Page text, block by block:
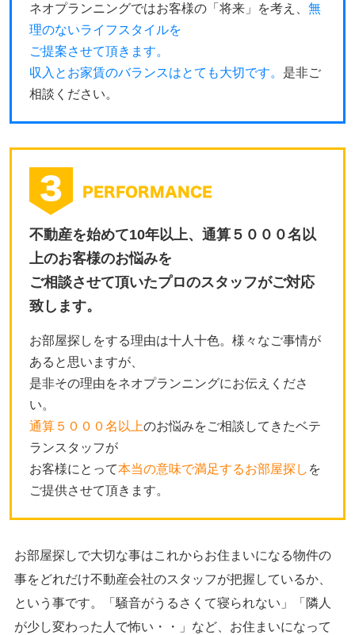
ネオプランニングではお客様の「将来」を考え、 無
理のないライフスタイルを
ご提案させて頂きます。
収入とお家賃のバランスはとても大切です。 是非ご
相談ください。
不動産を始めて10年以上、通算５０００名以
上のお客様のお悩みを
ご相談させて頂いたプロのスタッフがご対応
致します。
お部屋探しをする理由は十人十色。様々なご事情が
あると思いますが、
是非その理由をネオプランニングにお伝えくださ
い。
通算５０００名以上のお悩みをご相談してきたベテ
ランスタッフが
お客様にとって本当の意味で満足するお部屋探し を
ご提供させて頂きます。
お部屋探しで大切な事はこれからお住まいになる物件の
事をどれだけ不動産会社のスタッフが把握しているか、
という事です。「騒音がうるさくて寝られない」「隣人
が少し変わった人で怖い・・」など、お住まいになって